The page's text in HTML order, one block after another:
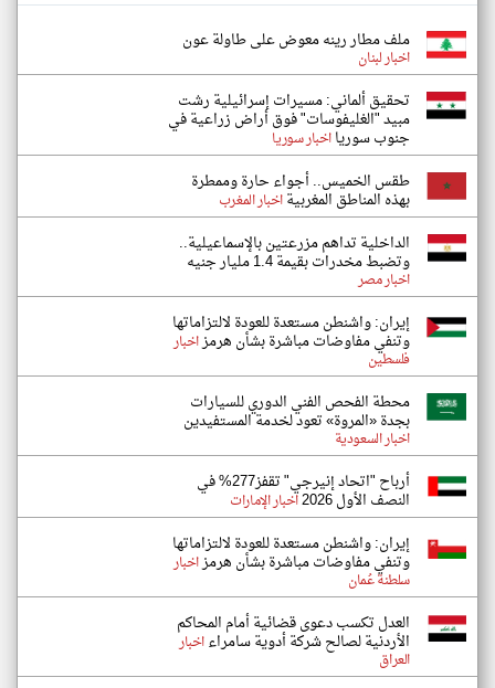
ملف مطار رينه معوض على طاولة عون
اخبار لبنان
تحقيق ألماني: مسيرات إسرائيلية رشت
مبيد "الغليفوسات" فوق أراض زراعية في
جنوب سوريااخبار سوريا
طقس الخميس.. أجواء حارة وممطرة
بهذه المناطق المغربيةاخبار المغرب
الداخلية تداهم مزرعتين بالإسماعيلية..
وتضبط مخدرات بقيمة 1.4 مليار جنيه
اخبار مصر
إيران: واشنطن مستعدة للعودة لالتزاماتها
وتنفي مفاوضات مباشرة بشأن هرمزاخبار
فلسطين
محطة الفحص الفني الدوري للسيارات
بجدة «المروة» تعود لخدمة المستفيدين
اخبار السعودية
أرباح "اتحاد إنيرجي" تقفز277% في
النصف الأول 2026 اخبار الإمارات
إيران: واشنطن مستعدة للعودة لالتزاماتها
وتنفي مفاوضات مباشرة بشأن هرمزاخبار
سلطنة عُمان
العدل تكسب دعوى قضائية أمام المحاكم
الأردنية لصالح شركة أدوية سامراءاخبار
العراق